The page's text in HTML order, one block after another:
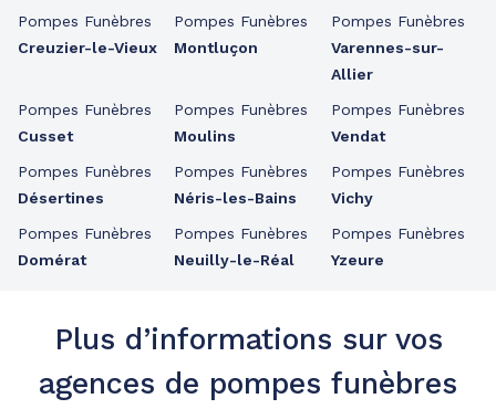
Pompes Funèbres
Creuzier-le-Vieux
Pompes Funèbres
Cusset
Pompes Funèbres
Désertines
Pompes Funèbres
Domérat
Pompes Funèbres
Montluçon
Pompes Funèbres
Moulins
Pompes Funèbres
Néris-les-Bains
Pompes Funèbres
Neuilly-le-Réal
Pompes Funèbres
Varennes-sur-
Allier
Pompes Funèbres
Vendat
Pompes Funèbres
Vichy
Pompes Funèbres
Yzeure
Plus d’informations sur vos
agences de pompes funèbres